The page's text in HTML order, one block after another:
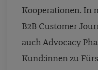
Kooperationen. In
B2B Customer
auch Advocacy
Kund:innen zu